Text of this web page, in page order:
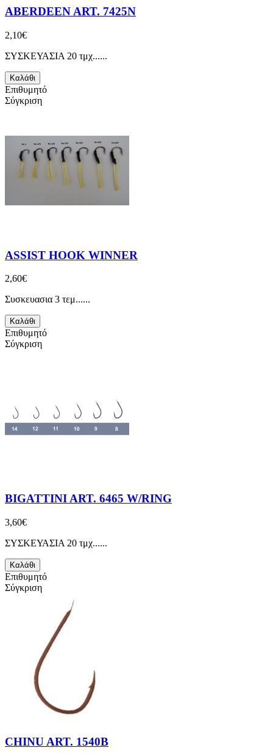
ABERDEEN ART. 7425N
2,10€
ΣΥΣΚΕΥΑΣΙΑ 20 τμχ......
Καλάθι
Επιθυμητό
Σύγκριση
ASSIST HOOK WINNER
2,60€
Συσκευασια 3 τεμ......
Καλάθι
Επιθυμητό
Σύγκριση
BIGATTINI ART. 6465 W/RING
3,60€
ΣΥΣΚΕΥΑΣΙΑ 20 τμχ......
Καλάθι
Επιθυμητό
Σύγκριση
CHINU ART. 1540B